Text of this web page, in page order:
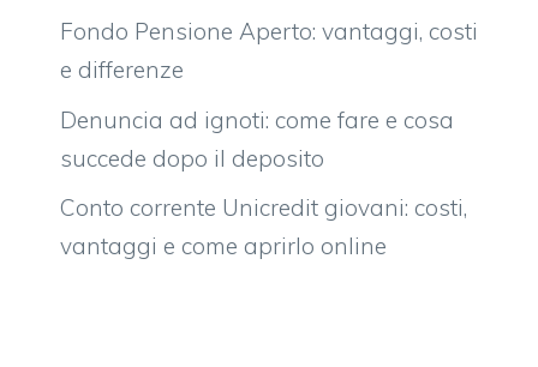
Fondo Pensione Aperto: vantaggi, costi
e differenze
Denuncia ad ignoti: come fare e cosa
succede dopo il deposito
Conto corrente Unicredit giovani: costi,
vantaggi e come aprirlo online